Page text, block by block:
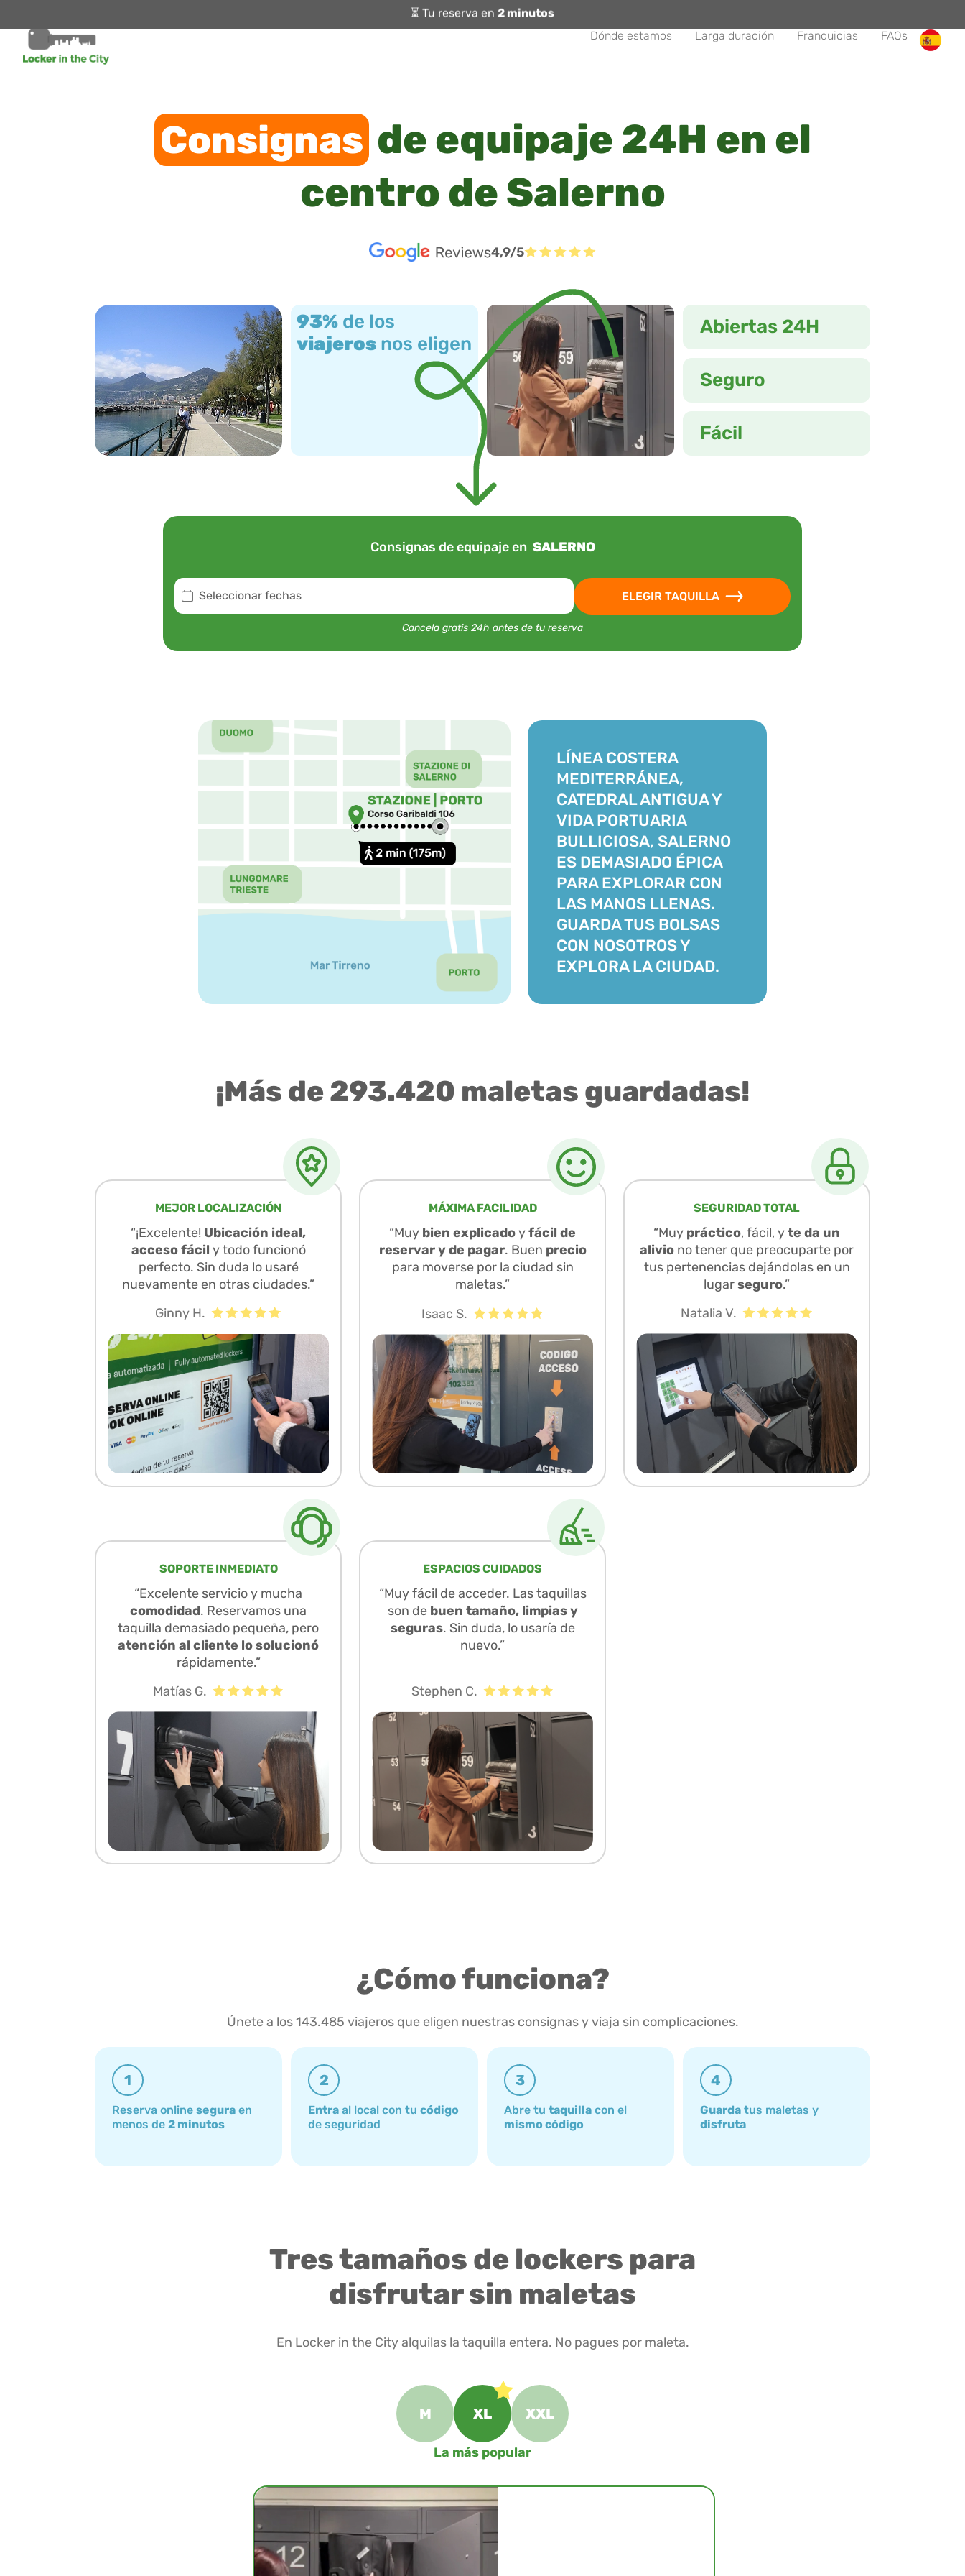
⏳ Tu reserva en 2 minutos
Dónde estamos
Larga duración Franquicias FAQs
Consignasde equipaje 24H en el
centro de Salerno
4,9/5
93% de los
viajeros nos eligen
Seguro
Fácil
Abiertas 24H
Consignas de equipaje en SALERNO
Seleccionar fechas ELEGIR TAQUILLA
Cancela gratis 24h antes de tu reserva
LÍNEA COSTERA
MEDITERRÁNEA,
CATEDRAL ANTIGUA Y
VIDA PORTUARIA
BULLICIOSA, SALERNO
ES DEMASIADO ÉPICA
PARA EXPLORAR CON
LAS MANOS LLENAS.
GUARDA TUS BOLSAS
CON NOSOTROS Y
EXPLORA LA CIUDAD.
¡Más de 293.420 maletas guardadas!
MEJOR LOCALIZACIÓN
“¡Excelente! Ubicación ideal,
acceso fácil y todo funcionó
perfecto. Sin duda lo usaré
nuevamente en otras ciudades.”
Ginny H.
MÁXIMA FACILIDAD
“Muy bien explicadoyfácil de
reservar y de pagar. Buen precio
para moverse por la ciudad sin
maletas.”
Isaac S.
SEGURIDAD TOTAL
“Muy práctico, fácil, yte da un
alivio no tener que preocuparte por
tus pertenencias dejándolas en un
lugarseguro.”
Natalia V.
SOPORTE INMEDIATO
“Excelente servicio y mucha
comodidad. Reservamos una
taquilla demasiado pequeña, pero
atención al cliente lo solucionó
rápidamente.”
Matías G.
ESPACIOS CUIDADOS
“Muy fácil de acceder. Las taquillas
son de buen tamaño, limpias y
seguras. Sin duda, lo usaría de
nuevo.”
Stephen C.
¿Cómo funciona?
Únete a los 143.485 viajeros que eligen nuestras consignas y viaja sin complicaciones.
1
Reserva online segura en
menos de 2 minutos
2
Entra al local con tu código
de seguridad
3
Abre tu taquilla con el
mismo código
4
Guarda tus maletas y
disfruta
Tres tamaños de lockers para
disfrutar sin maletas
En Locker in the City alquilas la taquilla entera. No pagues por maleta.
M XL XXL
La más popular